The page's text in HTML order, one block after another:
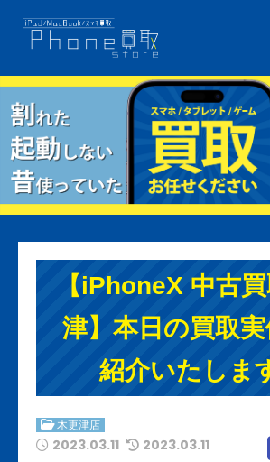
【iPhoneX 中古
津】本日の買取
紹介いたしま
木更津店
2023.03.11 2023.03.11